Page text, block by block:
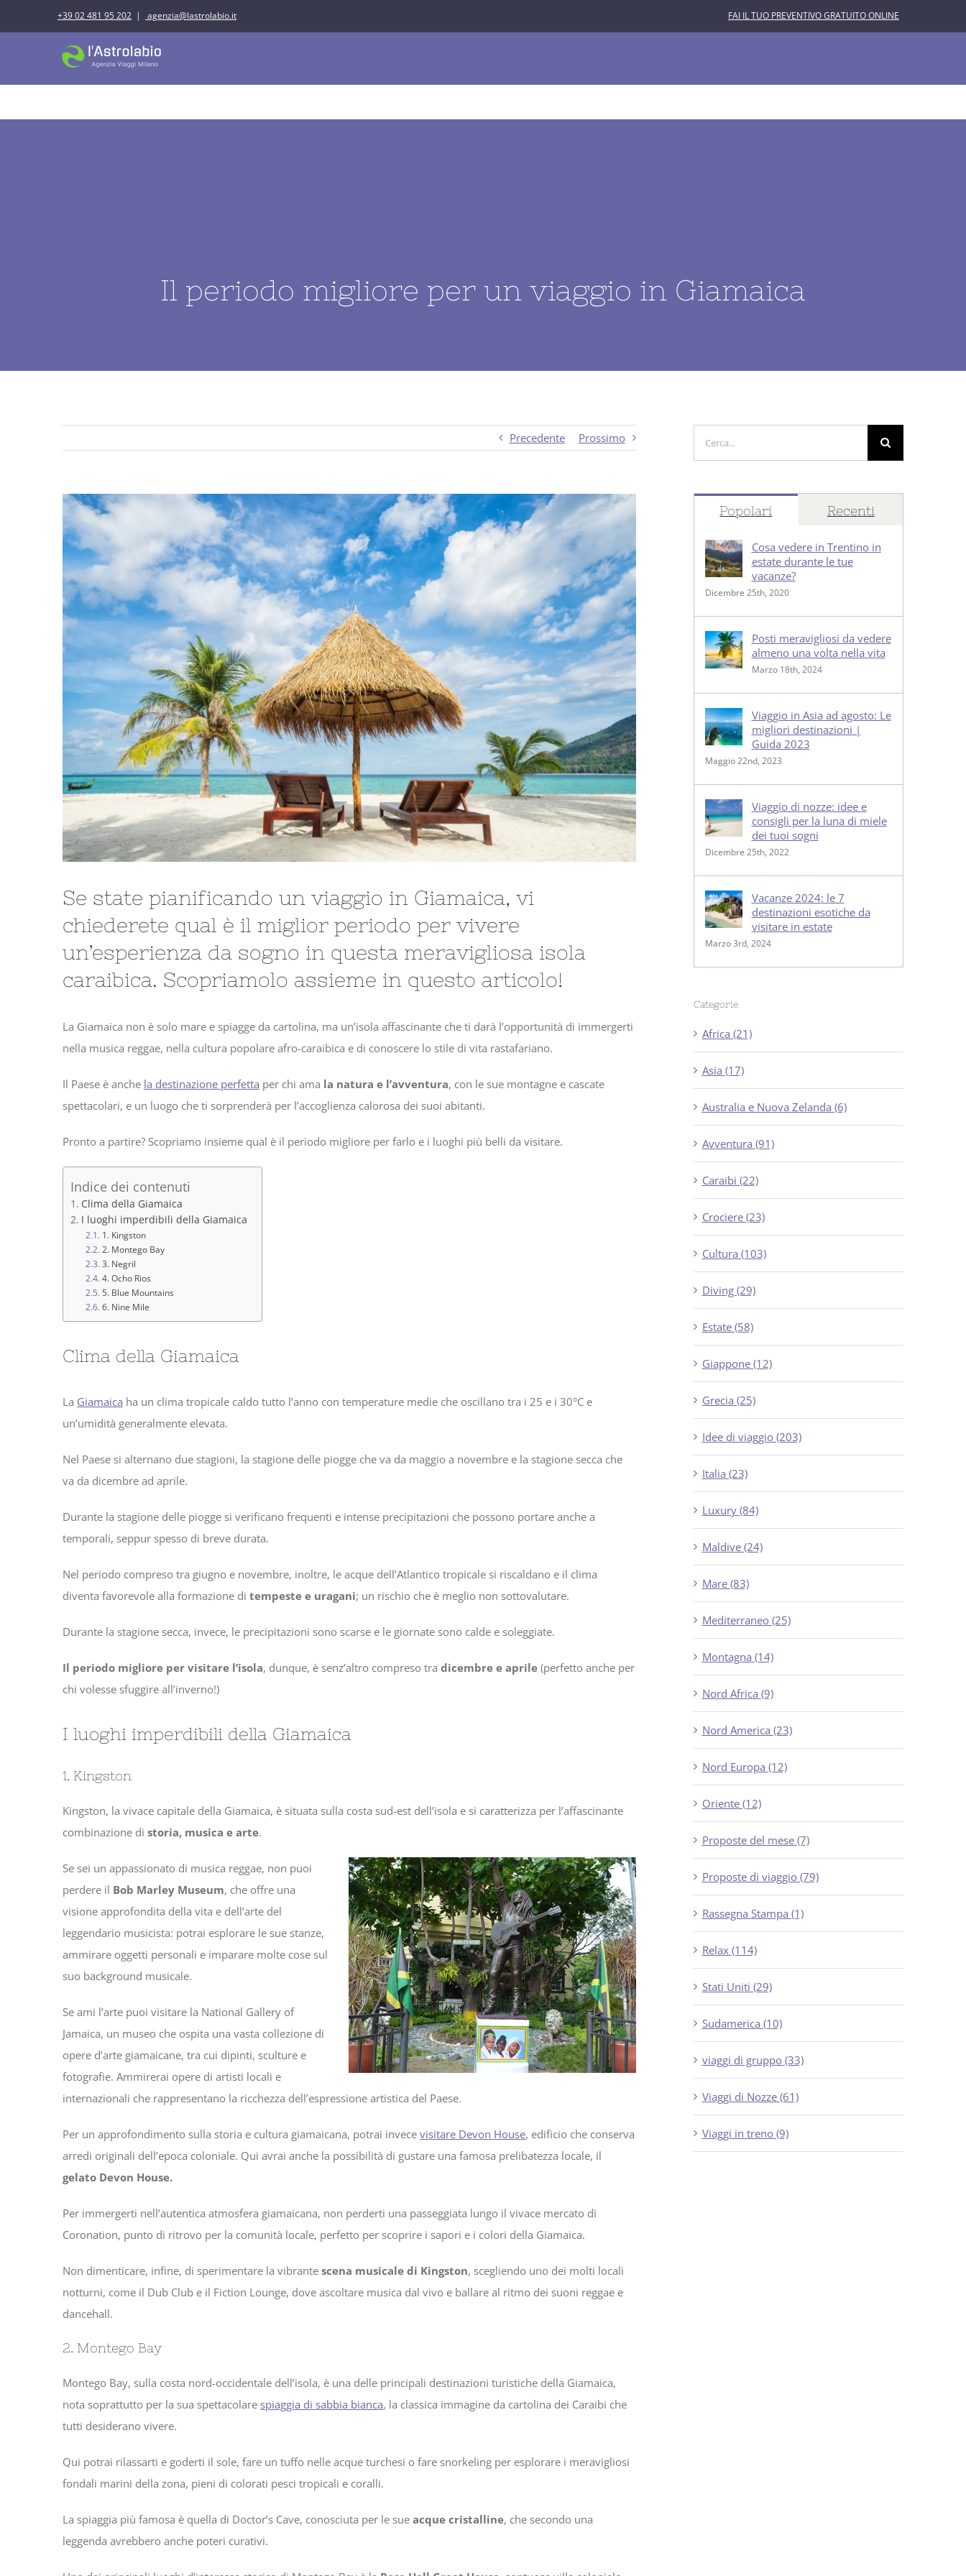
al
+39 02 481 95 202 | agenzia@lastrolabio.it FAI IL TUO PREVENTIVO GRATUITO ONLINE
Il periodo migliore per un viaggio in Giamaica
Precedente Prossimo
Ingrandisci
immagine
Se state pianificando un viaggio in Giamaica, vi
chiederete qual è il miglior periodo per vivere
un’esperienza da sogno in questa meravigliosa isola
caraibica. Scopriamolo assieme in questo articolo!
La Giamaica non è solo mare e spiagge da cartolina, ma un’isola affascinante che ti darà l’opportunità di immergerti
nella musica reggae, nella cultura popolare afro-caraibica e di conoscere lo stile di vita rastafariano.
Il Paese è anche la destinazione perfetta per chi ama la natura e l’avventura, con le sue montagne e cascate
spettacolari, e un luogo che ti sorprenderà per l’accoglienza calorosa dei suoi abitanti.
Pronto a partire? Scopriamo insieme qual è il periodo migliore per farlo e i luoghi più belli da visitare.
Indice dei contenuti
Clima della Giamaica
I luoghi imperdibili della Giamaica
1. Kingston
2. Montego Bay
3. Negril
4. Ocho Rios
5. Blue Mountains
6. Nine Mile
Clima della Giamaica
La Giamaica ha un clima tropicale caldo tutto l’anno con temperature medie che oscillano tra i 25 e i 30°C e
un’umidità generalmente elevata.
Nel Paese si alternano due stagioni, la stagione delle piogge che va da maggio a novembre e la stagione secca che
va da dicembre ad aprile.
Durante la stagione delle piogge si verificano frequenti e intense precipitazioni che possono portare anche a
temporali, seppur spesso di breve durata.
Nel periodo compreso tra giugno e novembre, inoltre, le acque dell’Atlantico tropicale si riscaldano e il clima
diventa favorevole alla formazione di tempeste e uragani; un rischio che è meglio non sottovalutare.
Durante la stagione secca, invece, le precipitazioni sono scarse e le giornate sono calde e soleggiate.
Il periodo migliore per visitare l’isola, dunque, è senz’altro compreso tra dicembre e aprile (perfetto anche per
chi volesse sfuggire all’inverno!)
I luoghi imperdibili della Giamaica
1. Kingston
Kingston, la vivace capitale della Giamaica, è situata sulla costa sud-est dell’isola e si caratterizza per l’affascinante
combinazione di storia, musica e arte.
Se sei un appassionato di musica reggae, non puoi
perdere il Bob Marley Museum, che offre una
visione approfondita della vita e dell’arte del
leggendario musicista: potrai esplorare le sue stanze,
ammirare oggetti personali e imparare molte cose sul
suo background musicale.
Se ami l’arte puoi visitare la National Gallery of
Jamaica, un museo che ospita una vasta collezione di
opere d’arte giamaicane, tra cui dipinti, sculture e
fotografie. Ammirerai opere di artisti locali e
internazionali che rappresentano la ricchezza dell’espressione artistica del Paese.
Per un approfondimento sulla storia e cultura giamaicana, potrai invece visitare Devon House, edificio che conserva
arredi originali dell’epoca coloniale. Qui avrai anche la possibilità di gustare una famosa prelibatezza locale, il
gelato Devon House.
Per immergerti nell’autentica atmosfera giamaicana, non perderti una passeggiata lungo il vivace mercato di
Coronation, punto di ritrovo per la comunità locale, perfetto per scoprire i sapori e i colori della Giamaica.
Non dimenticare, infine, di sperimentare la vibrante scena musicale di Kingston, scegliendo uno dei molti locali
notturni, come il Dub Club e il Fiction Lounge, dove ascoltare musica dal vivo e ballare al ritmo dei suoni reggae e
dancehall.
2. Montego Bay
Montego Bay, sulla costa nord-occidentale dell’isola, è una delle principali destinazioni turistiche della Giamaica,
nota soprattutto per la sua spettacolare spiaggia di sabbia bianca, la classica immagine da cartolina dei Caraibi che
tutti desiderano vivere.
Qui potrai rilassarti e goderti il sole, fare un tuffo nelle acque turchesi o fare snorkeling per esplorare i meravigliosi
fondali marini della zona, pieni di colorati pesci tropicali e coralli.
La spiaggia più famosa è quella di Doctor’s Cave, conosciuta per le sue acque cristalline, che secondo una
leggenda avrebbero anche poteri curativi.
per:
Popolari Recenti
Cosa vedere in Trentino in
estate durante le tue
vacanze?
Dicembre 25th, 2020
Posti meravigliosi da vedere
almeno una volta nella vita
Marzo 18th, 2024
Viaggio in Asia ad agosto: Le
migliori destinazioni |
Guida 2023
Maggio 22nd, 2023
Viaggio di nozze: idee e
consigli per la luna di miele
dei tuoi sogni
Dicembre 25th, 2022
Vacanze 2024: le 7
destinazioni esotiche da
visitare in estate
Marzo 3rd, 2024
Categorie
Africa (21)
Asia (17)
Australia e Nuova Zelanda (6)
Avventura (91)
Caraibi (22)
Crociere (23)
Cultura (103)
Diving (29)
Estate (58)
Giappone (12)
Grecia (25)
Idee di viaggio (203)
Italia (23)
Luxury (84)
Maldive (24)
Mare (83)
Mediterraneo (25)
Montagna (14)
Nord Africa (9)
Nord America (23)
Nord Europa (12)
Oriente (12)
Proposte del mese (7)
Proposte di viaggio (79)
Rassegna Stampa (1)
Relax (114)
Stati Uniti (29)
Sudamerica (10)
viaggi di gruppo (33)
Viaggi di Nozze (61)
Viaggi in treno (9)